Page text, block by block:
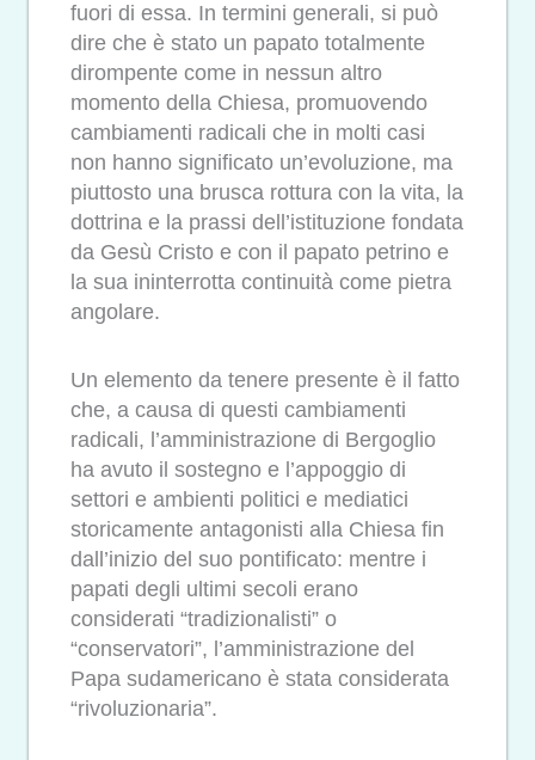
fuori di essa. In termini generali, si può
dire che è stato un papato totalmente
dirompente come in nessun altro
momento della Chiesa, promuovendo
cambiamenti radicali che in molti casi
non hanno significato un’evoluzione, ma
piuttosto una brusca rottura con la vita, la
dottrina e la prassi dell’istituzione fondata
da Gesù Cristo e con il papato petrino e
la sua ininterrotta continuità come pietra
angolare.
Un elemento da tenere presente è il fatto
che, a causa di questi cambiamenti
radicali, l’amministrazione di Bergoglio
ha avuto il sostegno e l’appoggio di
settori e ambienti politici e mediatici
storicamente antagonisti alla Chiesa fin
dall’inizio del suo pontificato: mentre i
papati degli ultimi secoli erano
considerati “tradizionalisti” o
“conservatori”, l’amministrazione del
Papa sudamericano è stata considerata
“rivoluzionaria”.